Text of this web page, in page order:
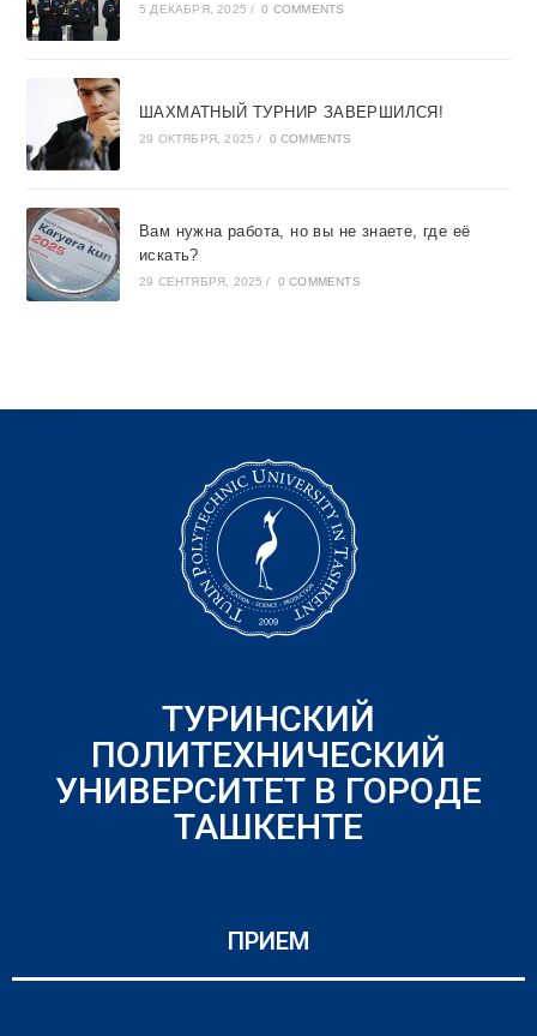
5 ДЕКАБРЯ, 2025 / 0 COMMENTS
ШАХМАТНЫЙ ТУРНИР ЗАВЕРШИЛСЯ!
29 ОКТЯБРЯ, 2025 / 0 COMMENTS
Вам нужна работа, но вы не знаете, где её
искать?
29 СЕНТЯБРЯ, 2025 / 0 COMMENTS
ТУРИНСКИЙ
ПОЛИТЕХНИЧЕСКИЙ
УНИВЕРСИТЕТ В ГОРОДЕ
ТАШКЕНТЕ
ПРИЕМ